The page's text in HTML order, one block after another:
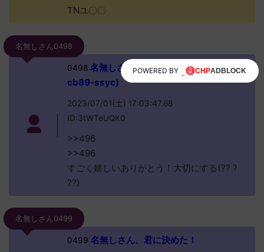
TNユ〇〇
名無しさん0498
0498名無しさん、君に決めた！ (ﾜｯﾁｮｲW
cb89-ssyc)
2023/07/01(土) 17:03:47.88
ID:3tWTeUQK0
>>496
>>496
すごく嬉しいありがとう！大切にする(?? ?
??)
名無しさん0499
0499 名無しさん、君に決めた！
POWERED BY